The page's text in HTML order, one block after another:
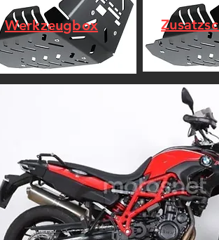
Werkzeugbox